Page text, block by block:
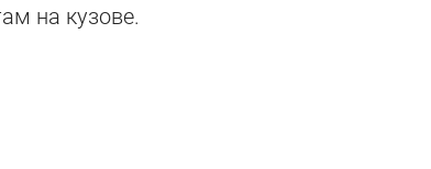
на кузове.